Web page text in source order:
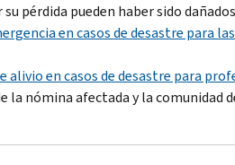
pérdida pueden haber sido
en casos de desastre para
alivio en casos de desastre para
la nómina afectada y la comunidad